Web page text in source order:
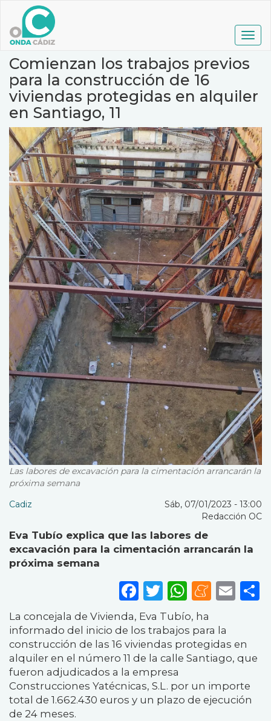
contenido
principal
Comienzan los trabajos previos
para la construcción de 16
viviendas protegidas en alquiler
en Santiago, 11
Las labores de excavación para la cimentación arrancarán la
próxima semana
Cadiz
Sáb, 07/01/2023 - 13:00
Redacción OC
Eva Tubío explica que las labores de
excavación para la cimentación arrancarán la
próxima semana
Facebook
Twitter
La concejala de Vivienda, Eva Tubío, ha
informado del inicio de los trabajos para la
construcción de las 16 viviendas protegidas en
alquiler en el número 11 de la calle Santiago, que
fueron adjudicados a la empresa
Construcciones Yatécnicas, S.L. por un importe
total de 1.662.430 euros y un plazo de ejecución
de 24 meses.